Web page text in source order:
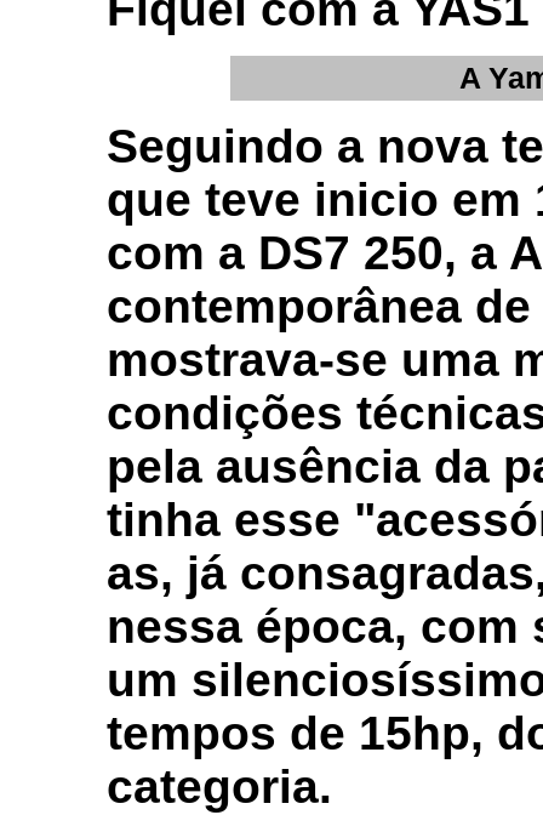
A
Seguindo a nova
que teve inicio em
com a DS7 250, a
contemporânea
mostrava-se uma
condições
pela ausência da
tinha esse
as, já
nessa época, com
um
tempos de 15hp,
categoria.